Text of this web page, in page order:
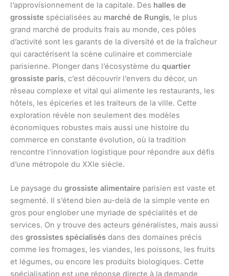
l’approvisionnement de la capitale. Des halles de
grossiste spécialisées au marché de Rungis, le plus
grand marché de produits frais au monde, ces pôles
d’activité sont les garants de la diversité et de la fraîcheur
qui caractérisent la scène culinaire et commerciale
parisienne. Plonger dans l’écosystème du quartier
grossiste paris, c’est découvrir l’envers du décor, un
réseau complexe et vital qui alimente les restaurants, les
hôtels, les épiceries et les traiteurs de la ville. Cette
exploration révèle non seulement des modèles
économiques robustes mais aussi une histoire du
commerce en constante évolution, où la tradition
rencontre l’innovation logistique pour répondre aux défis
d’une métropole du XXIe siècle.
Le paysage du grossiste alimentaire parisien est vaste et
segmenté. Il s’étend bien au-delà de la simple vente en
gros pour englober une myriade de spécialités et de
services. On y trouve des acteurs généralistes, mais aussi
des grossistes spécialisés dans des domaines précis
comme les fromages, les viandes, les poissons, les fruits
et légumes, ou encore les produits biologiques. Cette